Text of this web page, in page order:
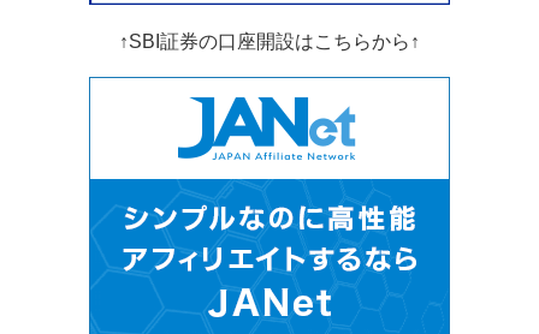
↑SBI証券の口座開設はこちらから↑